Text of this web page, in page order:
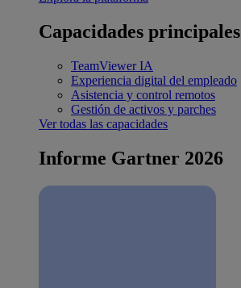
Capacidades principales
TeamViewer IA
Experiencia digital del empleado
Asistencia y control remotos
Gestión de activos y parches
Ver todas las capacidades
Informe Gartner 2026